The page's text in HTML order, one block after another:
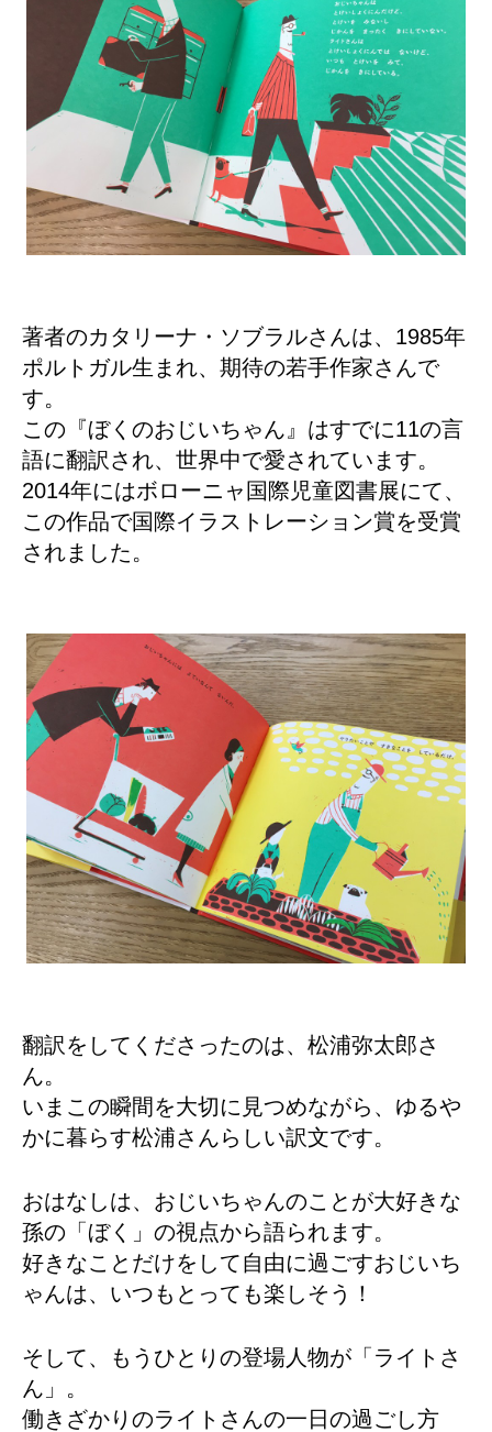
著者のカタリーナ・ソブラルさんは、1985年
ポルトガル生まれ、期待の若手作家さんで
す。
この『ぼくのおじいちゃん』はすでに11の言
語に翻訳され、世界中で愛されています。
2014年にはボローニャ国際児童図書展にて、
この作品で国際イラストレーション賞を受賞
されました。
翻訳をしてくださったのは、松浦弥太郎さ
ん。
いまこの瞬間を大切に見つめながら、ゆるや
かに暮らす松浦さんらしい訳文です。
おはなしは、おじいちゃんのことが大好きな
孫の「ぼく」の視点から語られます。
好きなことだけをして自由に過ごすおじいち
ゃんは、いつもとっても楽しそう！
そして、もうひとりの登場人物が「ライトさ
ん」。
働きざかりのライトさんの一日の過ごし方